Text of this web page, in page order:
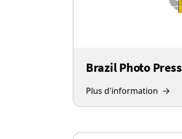
Brazil Photo Press
Plus d'information